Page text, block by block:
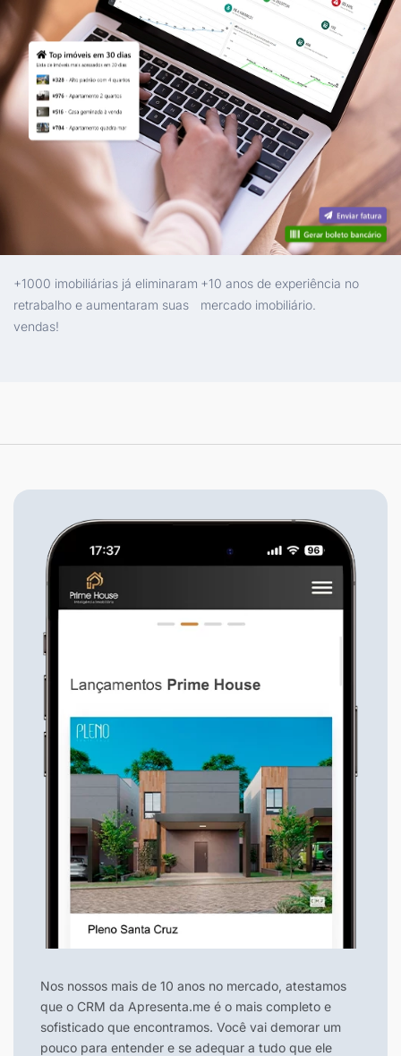
+1000 imobiliárias já eliminaram
retrabalho e aumentaram suas
vendas!
+10 anos de experiência no
mercado imobiliário.
Nos nossos mais de 10 anos no mercado, atestamos
que o CRM da Apresenta.me é o mais completo e
sofisticado que encontramos. Você vai demorar um
pouco para entender e se adequar a tudo que ele